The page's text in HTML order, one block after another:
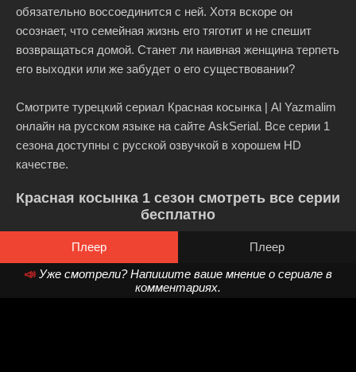
обязательно воссоединится с ней. Хотя вскоре он
осознает, что семейная жизнь его тяготит и не спешит
возвращаться домой. Станет ли наивная женщина терпеть
его выходки или же забудет о его существовании?
Смотрите турецкий сериал Красная косынка | Al Yazmalim
онлайн на русском языке на сайте AskSerial. Все серии 1
сезона доступны с русской озвучкой в хорошем HD
качестве.
Красная косынка 1 сезон смотреть все серии
бесплатно
Плеер
Плеер
📣 Уже смотрели? Напишите ваше мнение о сериале в
комментариях.